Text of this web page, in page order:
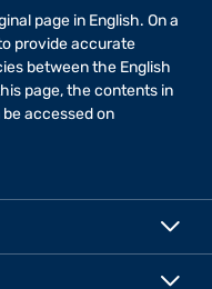
page in English. On a
provide accurate
between the English
page, the contents in
accessed on